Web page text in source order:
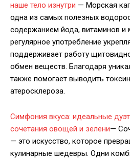
наше тело изнутри — Морская
одна из самых полезных
содержанием йода, витаминов и
регулярное употребление
поддерживает работу
обмен веществ. Благодаря
также помогает выводить
атеросклероза.
Симфония вкуса: идеальные
сочетания овощей и зелени—
— это искусство, которое
кулинарные шедевры. Одни